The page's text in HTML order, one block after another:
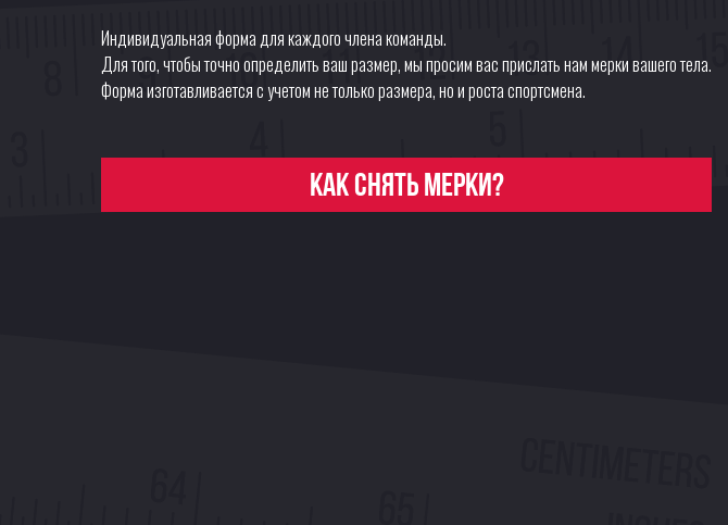
Индивидуальная форма для каждого члена команды.
Для того, чтобы точно определить ваш размер, мы просим вас прислать нам мерки вашего тела.
Форма изготавливается с учетом не только размера, но и роста спортсмена.
Как снять мерки?